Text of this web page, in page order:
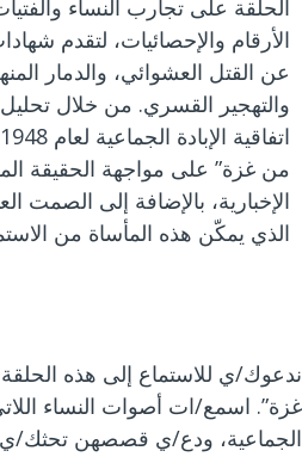
الحلقة على تجارب النساء
الأرقام والإحصائيات، لتقدم
عن القتل العشوائي، والدمار
والتهجير القسري. من خلال
من غزة” على مواجهة الحقيقة
الإخبارية، بالإضافة إلى الصمت
الذي يمكّن هذه المأساة من
ندعوك/ي للاستماع إلى هذه
غزة”. اسمع/ات أصوات النساء
الجماعية، ودع/ي قصصهن تحثك/